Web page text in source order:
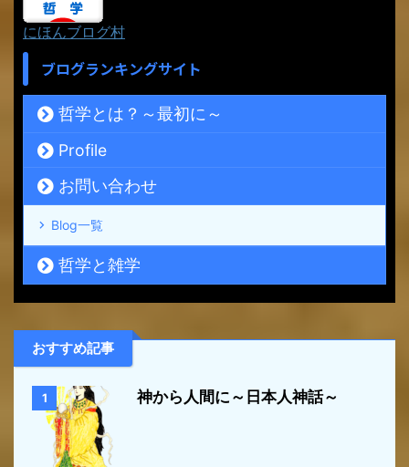
にほんブログ村
ブログランキングサイト
哲学とは？～最初に～
Profile
お問い合わせ
Blog一覧
哲学と雑学
おすすめ記事
1 神から人間に～日本人神話～